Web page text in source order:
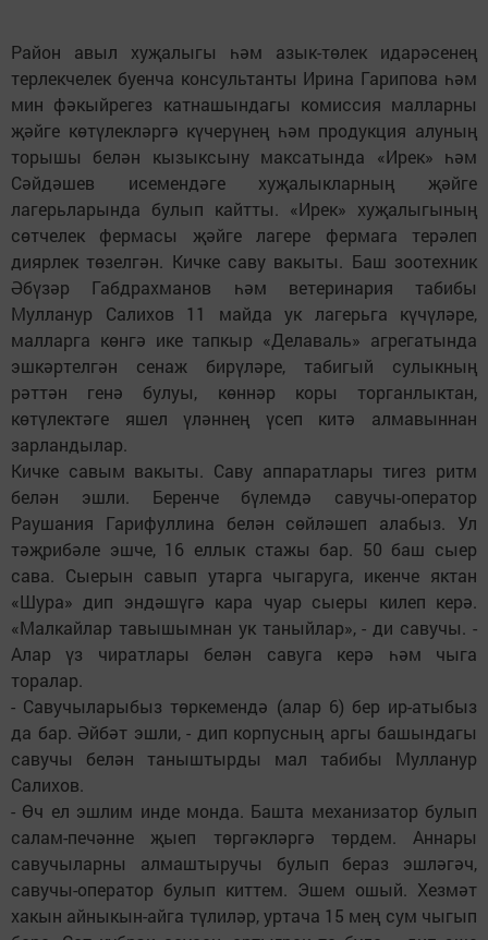
Район авыл хуҗалыгы һәм азык-төлек идарәсенең
терлекчелек буенча консультанты Ирина Гарипова һәм
мин фәкыйрегез катнашындагы комиссия малларны
җәйге көтүлекләргә күчерүнең һәм продукция алуның
торышы белән кызыксыну максатында «Ирек» һәм
Сәйдәшев исемендәге хуҗалыкларның җәйге
лагерьларында булып кайтты. «Ирек» хуҗалыгының
сөтчелек фермасы җәйге лагере фермага терәлеп
диярлек төзелгән. Кичке саву вакыты. Баш зоотехник
Әбүзәр Габдрахманов һәм ветеринария табибы
Мулланур Салихов 11 майда ук лагерьга күчүләре,
малларга көнгә ике тапкыр «Делаваль» агрегатында
эшкәртелгән сенаж бирүләре, табигый сулыкның
рәттән генә булуы, көннәр коры торганлыктан,
көтүлектәге яшел үләннең үсеп китә алмавыннан
зарландылар.
Кичке савым вакыты. Саву аппаратлары тигез ритм
белән эшли. Беренче бүлемдә савучы-оператор
Раушания Гарифуллина белән сөйләшеп алабыз. Ул
тәҗрибәле эшче, 16 еллык стажы бар. 50 баш сыер
сава. Сыерын савып утарга чыгаруга, икенче яктан
«Шура» дип эндәшүгә кара чуар сыеры килеп керә.
«Малкайлар тавышымнан ук таныйлар», - ди савучы. -
Алар үз чиратлары белән савуга керә һәм чыга
торалар.
- Савучыларыбыз төркемендә (алар 6) бер ир-атыбыз
да бар. Әйбәт эшли, - дип корпусның аргы башындагы
савучы белән таныштырды мал табибы Мулланур
Салихов.
- Өч ел эшлим инде монда. Башта механизатор булып
салам-печәнне җыеп төргәкләргә төрдем. Аннары
савучыларны алмаштыручы булып бераз эшләгәч,
савучы-оператор булып киттем. Эшем ошый. Хезмәт
хакын айныкын-айга түлиләр, уртача 15 мең сум чыгып